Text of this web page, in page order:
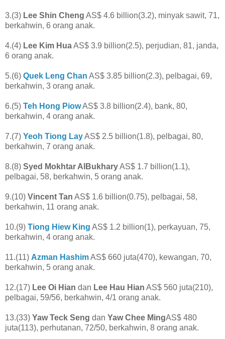
3.(3) Lee Shin Cheng AS$ 4.6 billion(3.2), minyak sawit, 71,
berkahwin, 6 orang anak.
4.(4) Lee Kim HuaAS$ 3.9 billion(2.5), perjudian, 81, janda,
6 orang anak.
5.(6) Quek Leng Chan AS$ 3.85 billion(2.3), pelbagai, 69,
berkahwin, 3 orang anak.
6.(5) Teh Hong PiowAS$ 3.8 billion(2.4), bank, 80,
berkahwin, 4 orang anak.
7.(7) Yeoh Tiong LayAS$ 2.5 billion(1.8), pelbagai, 80,
berkahwin, 7 orang anak.
8.(8) Syed Mokhtar AlBukharyAS$ 1.7 billion(1.1),
pelbagai, 58, berkahwin, 5 orang anak.
9.(10) Vincent Tan AS$ 1.6 billion(0.75), pelbagai, 58,
berkahwin, 11 orang anak.
10.(9) Tiong Hiew King AS$ 1.2 billion(1), perkayuan, 75,
berkahwin, 4 orang anak.
11.(11) Azman HashimAS$ 660 juta(470), kewangan, 70,
berkahwin, 5 orang anak.
12.(17) Lee Oi Hian dan Lee Hau Hian AS$ 560 juta(210),
pelbagai, 59/56, berkahwin, 4/1 orang anak.
13.(33) Yaw Teck Seng dan Yaw Chee MingAS$ 480
juta(113), perhutanan, 72/50, berkahwin, 8 orang anak.